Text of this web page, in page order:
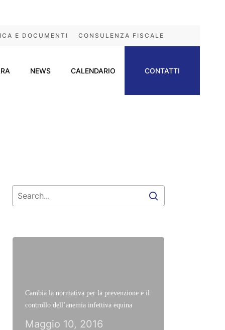
E DOCUMENTI CONSULENZA FISCALE
NEWS CALENDARIO CONTATTI
Cambia la normativa per la prevenzione e il
controllo dell’anemia infettiva equina
Maggio 10, 2016